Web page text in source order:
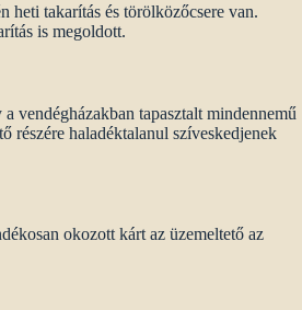
heti takarítás és törölközőcsere van.
is megoldott.
vendégházakban tapasztalt mindennemű
részére haladéktalanul szíveskedjenek
okozott kárt az üzemeltető az